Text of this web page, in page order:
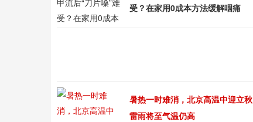
受？在家用0成本方法缓解咽痛
暑热一时难消，北京高温中迎立秋
雷雨将至气温仍高